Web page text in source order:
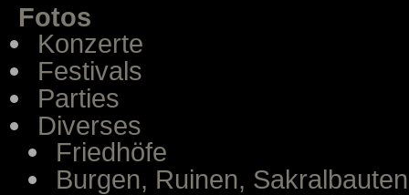
Fotos
Konzerte
Festivals
Parties
Diverses
Friedhöfe
Burgen, Ruinen, Sakralbauten